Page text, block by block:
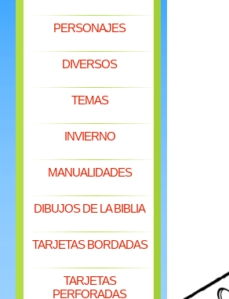
PERSONAJES
DIVERSOS
TEMAS
INVIERNO
MANUALIDADES
DIBUJOS DE LA BIBLIA
TARJETAS BORDADAS
TARJETAS
PERFORADAS